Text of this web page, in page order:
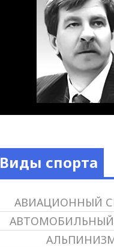
Виды спорта
АВИАЦИОННЫЙ